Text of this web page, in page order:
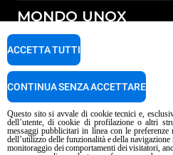
Tutti gli accessori
Detergenti per lavaggio automatico
Detergenti per lavaggio manuale
Trattamento acqua con filtro a resine
MONDO UNOX
Le nostre sedi nel mondo
Carriere Unox
SUPPORTO
Garanzia Unox
Trova Centri Service
Informativa sui contenuti IA
Questo sito si avvale di cookie tecnici e,
dell’utente, di cookie di profilazione o altri
messaggi pubblicitari in linea con le preferenze
dell’utilizzo delle funzionalità e della
monitoraggio dei comportamenti dei visitatori,
ACCETTA TUTTI
CONTINUA SENZA ACCETTARE